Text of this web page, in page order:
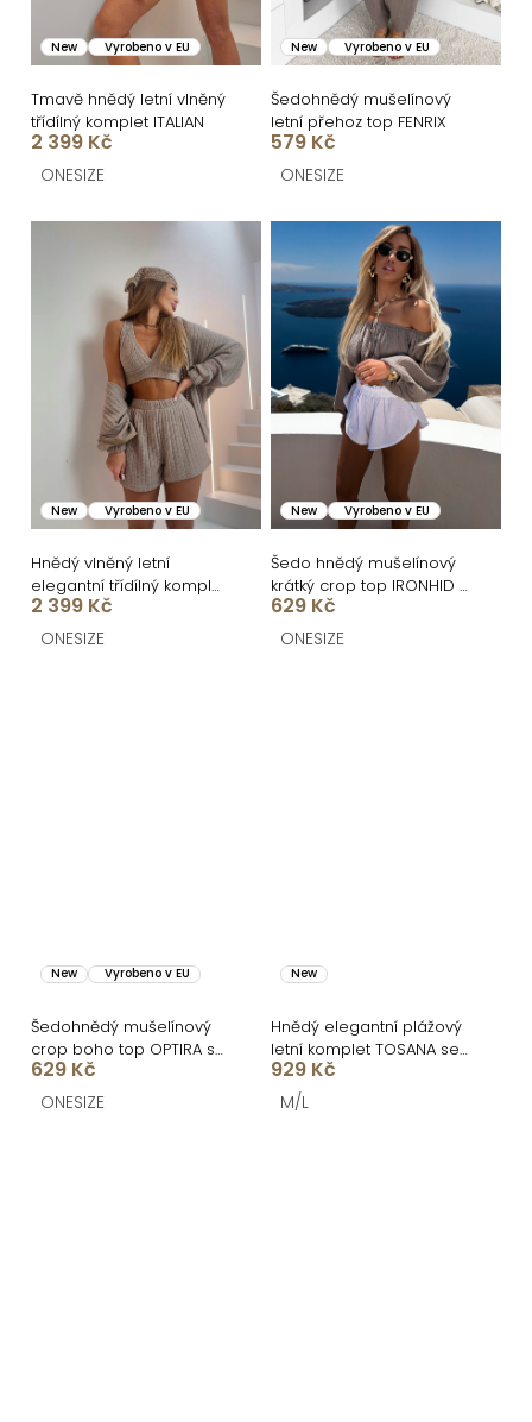
k
t
ů
o
d
u
k
ů
New Vyrobeno v EU
Tmavě hnědý letní vlněný
třídílný komplet ITALIAN
2 399 Kč
ONESIZE
New Vyrobeno v EU
Šedohnědý mušelínový
letní přehoz top FENRIX
579 Kč
ONESIZE
New Vyrobeno v EU
Hnědý vlněný letní
elegantní třídílný komplet
ITALIAN
2 399 Kč
ONESIZE
New Vyrobeno v EU
Šedo hnědý mušelínový
krátký crop top IRONHID s
dlouhým rukávem
629 Kč
ONESIZE
New Vyrobeno v EU
Šedohnědý mušelínový
crop boho top OPTIRA s
dlouhým rukávem
629 Kč
ONESIZE
New
Hnědý elegantní plážový
letní komplet TOSANA se
sukní
929 Kč
M/L